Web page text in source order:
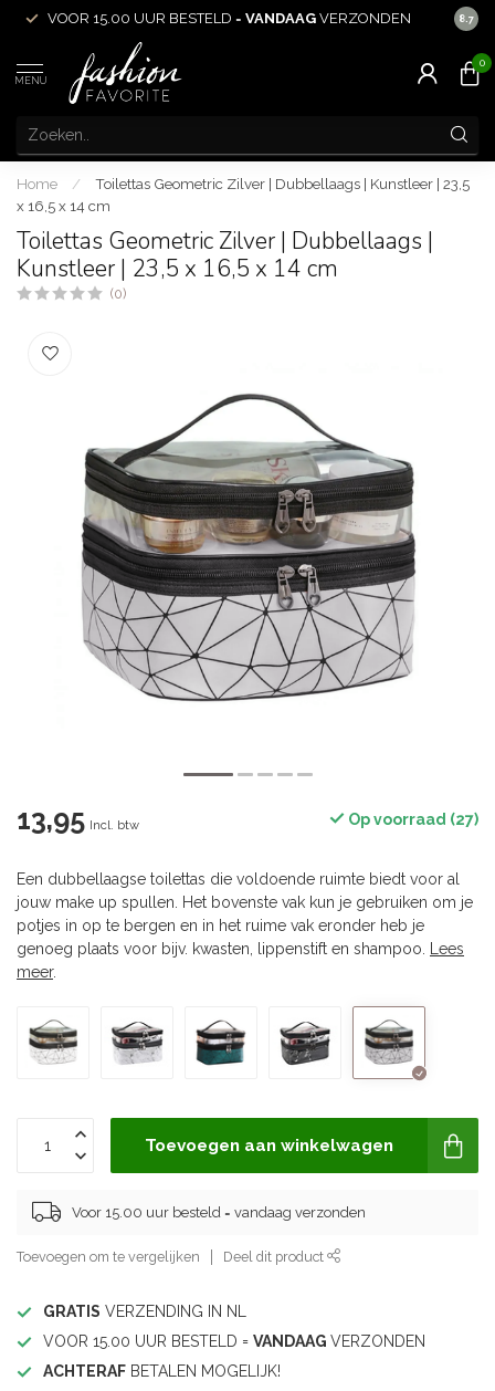
VOOR 15.00 UUR BESTELD = VANDAAG VERZONDEN 8.7
MENU
0
Home /
Toilettas Geometric Zilver | Dubbellaags | Kunstleer | 23,5
x 16,5 x 14 cm
Toilettas Geometric Zilver | Dubbellaags |
Kunstleer | 23,5 x 16,5 x 14 cm
(0)
13,95 Incl. btw Op voorraad (27)
Een dubbellaagse toilettas die voldoende ruimte biedt voor al
jouw make up spullen. Het bovenste vak kun je gebruiken om je
potjes in op te bergen en in het ruime vak eronder heb je
genoeg plaats voor bijv. kwasten, lippenstift en shampoo.
Lees
meer.
Toevoegen aan winkelwagen
Voor 15.00 uur besteld = vandaag verzonden
Toevoegen om te vergelijken Deel dit product
GRATIS VERZENDING IN NL
VOOR 15.00 UUR BESTELD = VANDAAG VERZONDEN
ACHTERAF BETALEN MOGELIJK!